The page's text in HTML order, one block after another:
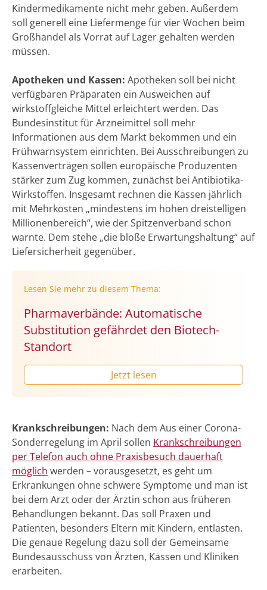
Kindermedikamente nicht mehr geben. Außerdem
soll generell eine Liefermenge für vier Wochen beim
Großhandel als Vorrat auf Lager gehalten werden
müssen.
Apotheken und Kassen: Apotheken soll bei nicht
verfügbaren Präparaten ein Ausweichen auf
wirkstoffgleiche Mittel erleichtert werden. Das
Bundesinstitut für Arzneimittel soll mehr
Informationen aus dem Markt bekommen und ein
Frühwarnsystem einrichten. Bei Ausschreibungen zu
Kassenverträgen sollen europäische Produzenten
stärker zum Zug kommen, zunächst bei Antibiotika-
Wirkstoffen. Insgesamt rechnen die Kassen jährlich
mit Mehrkosten „mindestens im hohen dreistelligen
Millionenbereich“, wie der Spitzenverband schon
warnte. Dem stehe „die bloße Erwartungshaltung“ auf
Liefersicherheit gegenüber.
Lesen Sie mehr zu diesem Thema:
Pharmaverbände: Automatische
Substitution gefährdet den Biotech-
Standort
Jetzt lesen
Krankschreibungen: Nach dem Aus einer Corona-
Sonderregelung im April sollen Krankschreibungen
per Telefon auch ohne Praxisbesuch dauerhaft
möglich werden – vorausgesetzt, es geht um
Erkrankungen ohne schwere Symptome und man ist
bei dem Arzt oder der Ärztin schon aus früheren
Behandlungen bekannt. Das soll Praxen und
Patienten, besonders Eltern mit Kindern, entlasten.
Die genaue Regelung dazu soll der Gemeinsame
Bundesausschuss von Ärzten, Kassen und Kliniken
erarbeiten.